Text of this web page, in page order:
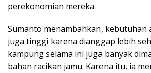
perekonomian mereka.
Sumanto menambahkan, kebutuhan
juga tinggi karena dianggap lebih
kampung selama ini juga banyak
bahan racikan jamu. Karena itu, ia